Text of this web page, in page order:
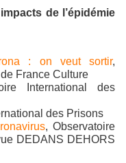
de l’épidémie
: on veut sortir,
France Culture
International des
des Prisons
, Observatoire
DEDANS DEHORS